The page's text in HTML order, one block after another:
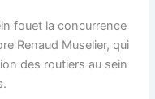
fouet la concurrence
Renaud Muselier, qui
des routiers au sein